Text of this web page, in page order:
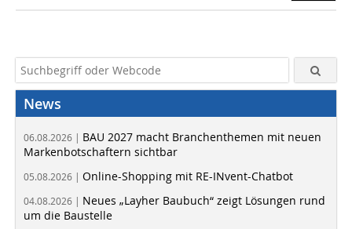
News
06.08.2026 | BAU 2027 macht Branchenthemen mit neuen
Markenbotschaftern sichtbar
05.08.2026 | Online-Shopping mit RE-INvent-Chatbot
04.08.2026 | Neues „Layher Baubuch“ zeigt Lösungen rund
um die Baustelle